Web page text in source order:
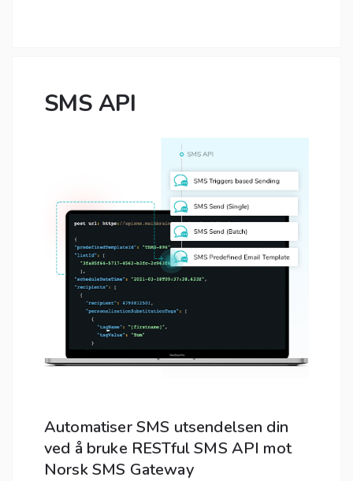
SMS API
Automatiser SMS utsendelsen din
ved å bruke RESTful SMS API mot
Norsk SMS Gateway